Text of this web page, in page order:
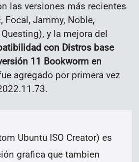
las versiones más recientes
Focal, Jammy, Noble,
y la mejora del
con Distros base
11 Bookworm en
agregado por primera vez
Ubuntu ISO Creator) es
grafica que tambien